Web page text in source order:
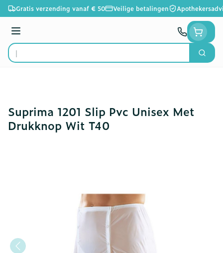
Ga naar de inhoud
Gratis verzending vanaf € 50 Veilige betalingen
Menu
Product, merk, categorie...
Zoek
Suprima 1201 Slip Pvc Unisex Met
Drukknop Wit T40